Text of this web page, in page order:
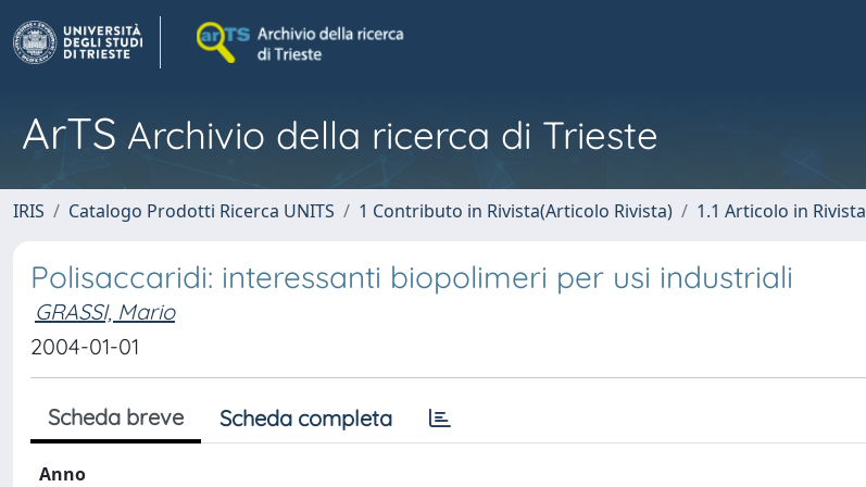
ArTS Archivio della ricerca di Trieste
IRIS Catalogo Prodotti Ricerca UNITS 1 Contributo in Rivista(Articolo Rivista) 1.1 Articolo in Rivista
Polisaccaridi: interessanti biopolimeri per usi industriali
GRASSI, Mario
2004-01-01
Scheda breve Scheda completa
Anno